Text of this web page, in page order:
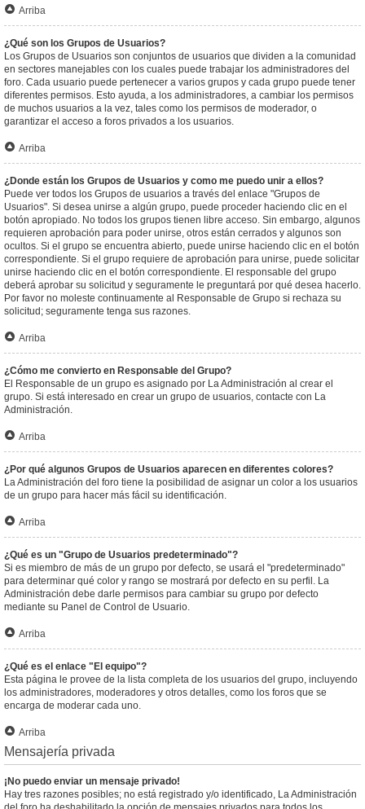
Arriba
¿Qué son los Grupos de Usuarios?
Los Grupos de Usuarios son conjuntos de usuarios que dividen a la comunidad
en sectores manejables con los cuales puede trabajar los administradores del
foro. Cada usuario puede pertenecer a varios grupos y cada grupo puede tener
diferentes permisos. Esto ayuda, a los administradores, a cambiar los permisos
de muchos usuarios a la vez, tales como los permisos de moderador, o
garantizar el acceso a foros privados a los usuarios.
Arriba
¿Donde están los Grupos de Usuarios y como me puedo unir a ellos?
Puede ver todos los Grupos de usuarios a través del enlace "Grupos de
Usuarios". Si desea unirse a algún grupo, puede proceder haciendo clic en el
botón apropiado. No todos los grupos tienen libre acceso. Sin embargo, algunos
requieren aprobación para poder unirse, otros están cerrados y algunos son
ocultos. Si el grupo se encuentra abierto, puede unirse haciendo clic en el botón
correspondiente. Si el grupo requiere de aprobación para unirse, puede solicitar
unirse haciendo clic en el botón correspondiente. El responsable del grupo
deberá aprobar su solicitud y seguramente le preguntará por qué desea hacerlo.
Por favor no moleste continuamente al Responsable de Grupo si rechaza su
solicitud; seguramente tenga sus razones.
Arriba
¿Cómo me convierto en Responsable del Grupo?
El Responsable de un grupo es asignado por La Administración al crear el
grupo. Si está interesado en crear un grupo de usuarios, contacte con La
Administración.
Arriba
¿Por qué algunos Grupos de Usuarios aparecen en diferentes colores?
La Administración del foro tiene la posibilidad de asignar un color a los usuarios
de un grupo para hacer más fácil su identificación.
Arriba
¿Qué es un "Grupo de Usuarios predeterminado"?
Si es miembro de más de un grupo por defecto, se usará el "predeterminado"
para determinar qué color y rango se mostrará por defecto en su perfil. La
Administración debe darle permisos para cambiar su grupo por defecto
mediante su Panel de Control de Usuario.
Arriba
¿Qué es el enlace "El equipo"?
Esta página le provee de la lista completa de los usuarios del grupo, incluyendo
los administradores, moderadores y otros detalles, como los foros que se
encarga de moderar cada uno.
Arriba
Mensajería privada
¡No puedo enviar un mensaje privado!
Hay tres razones posibles; no está registrado y/o identificado, La Administración